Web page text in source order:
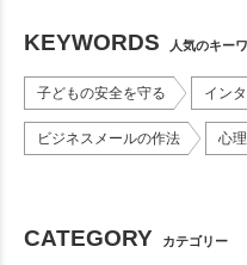
KEYWORDS 人気のキー
子どもの安全を守る イン
ビジネスメールの作法 心
CATEGORY カテゴリー